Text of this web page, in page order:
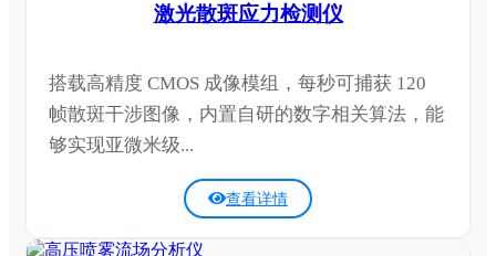
激光散斑应力检测仪
搭载高精度 CMOS 成像模组，每秒可捕获 120
帧散斑干涉图像，内置自研的数字相关算法，能
够实现亚微米级...
查看详情